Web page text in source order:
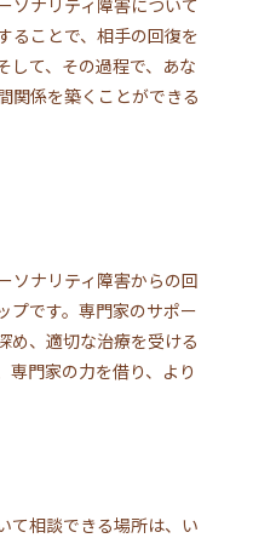
ることで、相手の回復を
して、その過程で、あな
関係を築くことができる
ソナリティ障害からの回
プです。専門家のサポー
め、適切な治療を受ける
専門家の力を借り、より
て相談できる場所は、い